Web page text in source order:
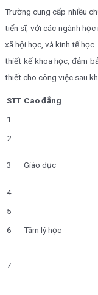
Trường cung cấp nhiều
tiến sĩ, với các ngành
xã hội học, và kinh tế
thiết kế khoa học, đảm
thiết cho công việc sau
STT Cao đẳng
1
Giáo dục
2
3
4
5
6
Tâm lý học
7